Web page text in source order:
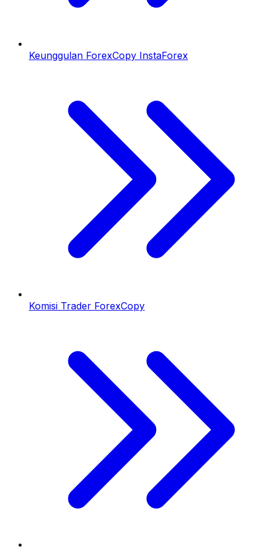
Keunggulan ForexCopy InstaForex
Komisi Trader ForexCopy